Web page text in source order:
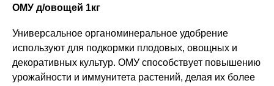
ОМУ д/овощей 1кг
Универсальное органоминеральное удобрение
используют для подкормки плодовых, овощных и
декоративных культур. ОМУ способствует повышению
урожайности и иммунитета растений, делая их более